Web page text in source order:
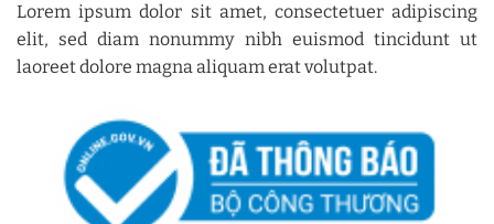
Lorem ipsum dolor sit amet, consectetuer adipiscing
elit, sed diam nonummy nibh euismod tincidunt ut
laoreet dolore magna aliquam erat volutpat.